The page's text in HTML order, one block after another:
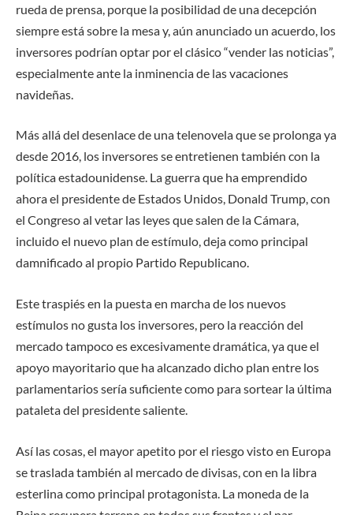
rueda de prensa, porque la posibilidad de una decepción
siempre está sobre la mesa y, aún anunciado un acuerdo, los
inversores podrían optar por el clásico “vender las noticias”,
especialmente ante la inminencia de las vacaciones
navideñas.
Más allá del desenlace de una telenovela que se prolonga ya
desde 2016, los inversores se entretienen también con la
política estadounidense. La guerra que ha emprendido
ahora el presidente de Estados Unidos, Donald Trump, con
el Congreso al vetar las leyes que salen de la Cámara,
incluido el nuevo plan de estímulo, deja como principal
damnificado al propio Partido Republicano.
Este traspiés en la puesta en marcha de los nuevos
estímulos no gusta los inversores, pero la reacción del
mercado tampoco es excesivamente dramática, ya que el
apoyo mayoritario que ha alcanzado dicho plan entre los
parlamentarios sería suficiente como para sortear la última
pataleta del presidente saliente.
Así las cosas, el mayor apetito por el riesgo visto en Europa
se traslada también al mercado de divisas, con en la libra
esterlina como principal protagonista. La moneda de la